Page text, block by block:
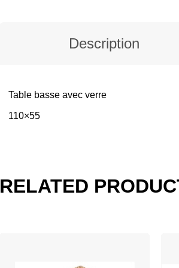
Description
DESCRIPTION
Table basse avec verre
110×55
RELATED